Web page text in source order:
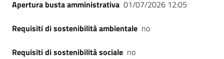
Apertura busta amministrativa 01/07/2026 12:05
Requisiti di sostenibilità ambientale no
Requisiti di sostenibilità sociale no